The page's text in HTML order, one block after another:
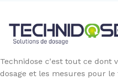
Technidose c'est tout ce dont
dosage et les mesures pour